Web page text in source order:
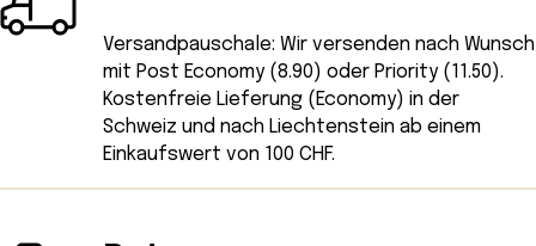
Versandpauschale: Wir versenden nach Wunsch
mit Post Economy (8.90) oder Priority (11.50).
Kostenfreie Lieferung (Economy) in der
Schweiz und nach Liechtenstein ab einem
Einkaufswert von 100 CHF.